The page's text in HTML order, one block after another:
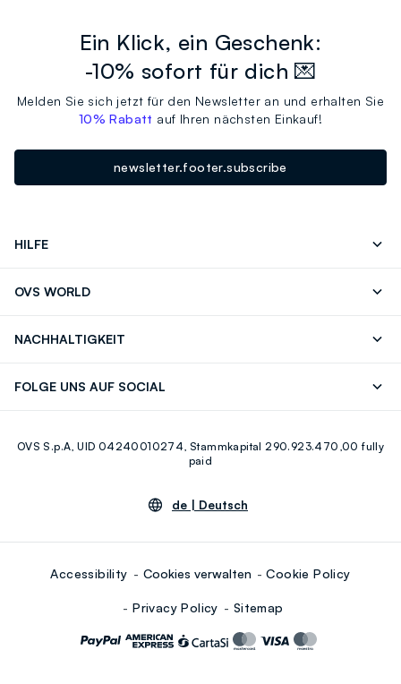
Ein Klick, ein Geschenk:
-10% sofort für dich 💌
Melden Sie sich jetzt für den Newsletter an und erhalten Sie
10% Rabatt auf Ihren nächsten Einkauf!
newsletter.footer.subscribe
HILFE
Bestellung/Rücksendung
OVS WORLD
NACHHALTIGKEIT
FOLGE UNS AUF SOCIAL
Youtube Linkedin
OVS S.p.A, UID 04240010274, Stammkapital 290.923.470,00 fully
paid
de | Deutsch
Accessibility Cookies verwalten Cookie Policy
Privacy Policy Sitemap